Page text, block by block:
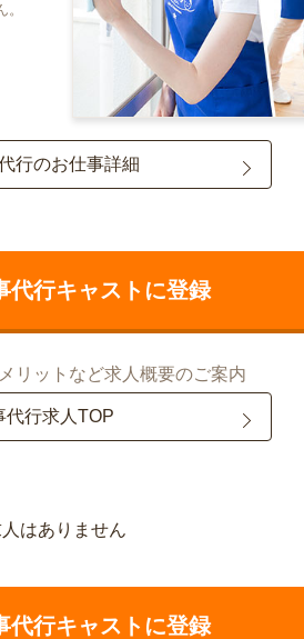
行のお仕事詳細
代行キャストに登録
リットなど求人概要のご案内
代行求人TOP
はありません
代行キャストに登録